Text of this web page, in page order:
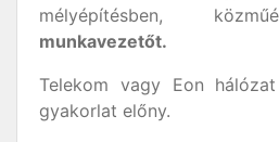
mélyépítésben,
munkavezetőt.
Telekom vagy Eon
gyakorlat előny.